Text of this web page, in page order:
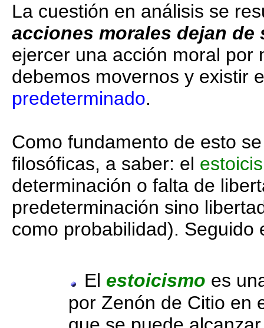
La cuestión en análisis se
acciones morales dejan de
ejercer una acción moral
debemos movernos y existir
predeterminado.
Como fundamento de esto
filosóficas, a saber: el
determinación o falta de
predeterminación sino
como probabilidad).
El estoicismo es
por Zenón de Citio en